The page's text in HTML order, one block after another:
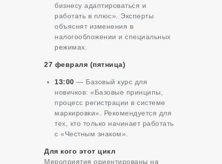
бизнесу адаптироваться и
работать в плюс». Эксперты
объяснят изменения в
налогообложении и специальных
режимах.
27 февраля (пятница)
13:00 — Базовый курс для
новичков: «Базовые принципы,
процесс регистрации в системе
маркировки». Рекомендуется для
тех, кто только начинает работать
с «Честным знаком».
Для кого этот цикл
Мероприятия ориентированы на